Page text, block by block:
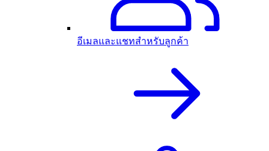
อีเมลและแชทสำหรับลูกค้า